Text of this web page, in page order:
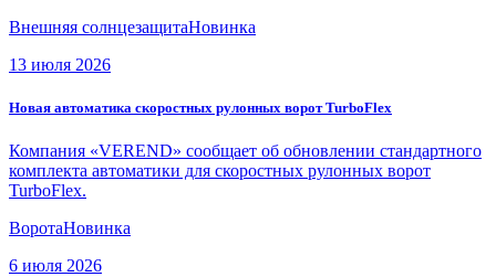
Внешняя солнцезащитаНовинка
13 июля 2026
Новая автоматика скоростных рулонных ворот TurboFlex
Компания «VEREND» сообщает об обновлении стандартного
комплекта автоматики для скоростных рулонных ворот
TurboFlex.
ВоротаНовинка
6 июля 2026